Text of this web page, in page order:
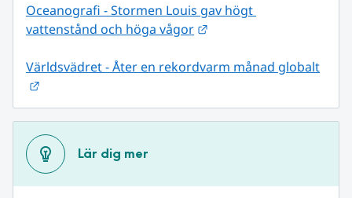
Oceanografi - Stormen Louis gav högt
vattenstånd och höga vågor
Världsvädret - Åter en rekordvarm månad globalt
Lär dig mer